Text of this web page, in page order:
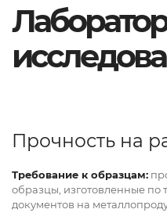
Прочность на
Требование к образцам:
образцы, изготовленные
документов на